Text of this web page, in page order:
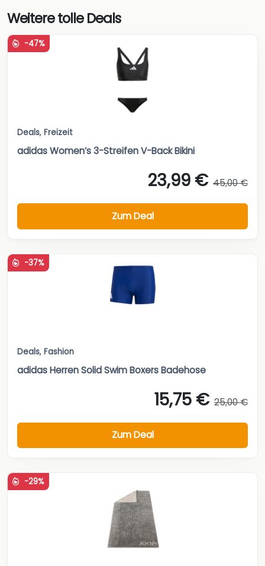
Weitere tolle Deals
-47%
Deals, Freizeit
adidas Women’s 3-Streifen V-Back Bikini
23,99 € 45,00 €
Zum Deal
-37%
Deals, Fashion
adidas Herren Solid Swim Boxers Badehose
15,75 € 25,00 €
Zum Deal
-29%